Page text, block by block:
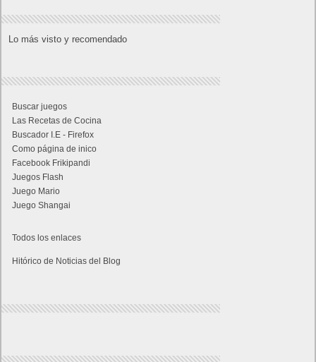
Lo más visto y recomendado
Buscar juegos
Las Recetas de Cocina
Buscador I.E - Firefox
Como página de inico
Facebook Frikipandi
Juegos Flash
Juego Mario
Juego Shangai
Todos los enlaces
Hitórico de Noticias del Blog